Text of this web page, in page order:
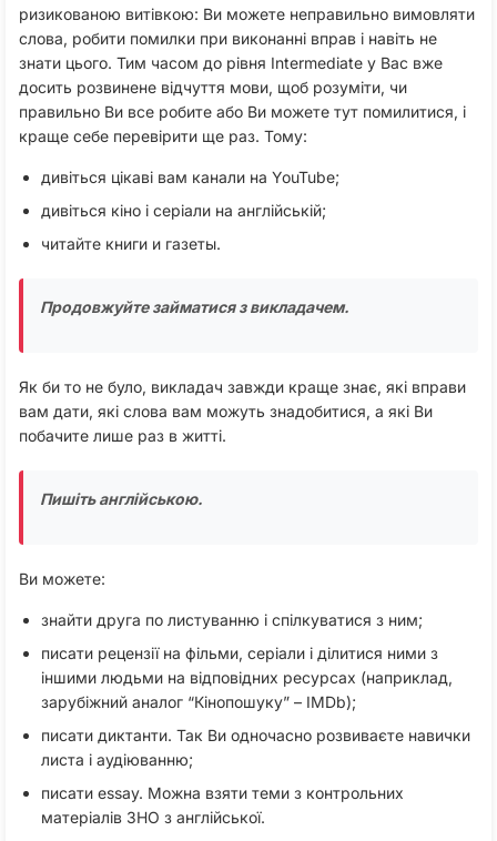
ризикованою витівкою: Ви можете неправильно вимовляти
слова, робити помилки при виконанні вправ і навіть не
знати цього. Тим часом до рівня Intermediate у Вас вже
досить розвинене відчуття мови, щоб розуміти, чи
правильно Ви все робите або Ви можете тут помилитися, і
краще себе перевірити ще раз. Тому:
дивіться цікаві вам канали на YouTube;
дивіться кіно і серіали на англійській;
читайте книги и газеты.
Продовжуйте займатися з викладачем.
Як би то не було, викладач завжди краще знає, які вправи
вам дати, які слова вам можуть знадобитися, а які Ви
побачите лише раз в житті.
Пишіть англійською.
Ви можете:
знайти друга по листуванню і спілкуватися з ним;
писати рецензії на фільми, серіали і ділитися ними з
іншими людьми на відповідних ресурсах (наприклад,
зарубіжний аналог “Кінопошуку” – IMDb);
писати диктанти. Так Ви одночасно розвиваєте навички
листа і аудіюванню;
писати essay. Можна взяти теми з контрольних
матеріалів ЗНО з англійської.